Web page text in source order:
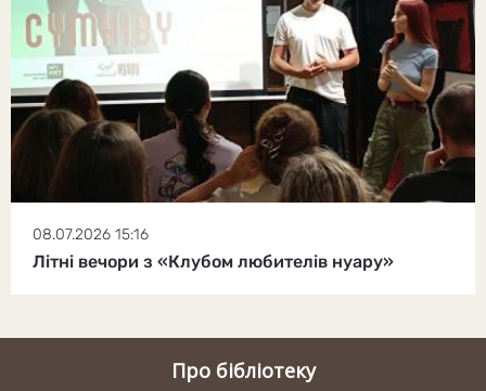
08.07.2026 15:16
Літні вечори з «Клубом любителів нуару»
Про бібліотеку